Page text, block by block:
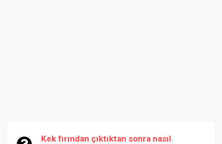
Kek fırından çıktıktan sonra nasıl